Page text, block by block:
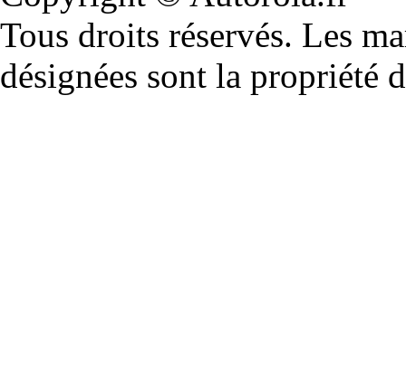
Tous droits réservés. Les
désignées sont la propriété